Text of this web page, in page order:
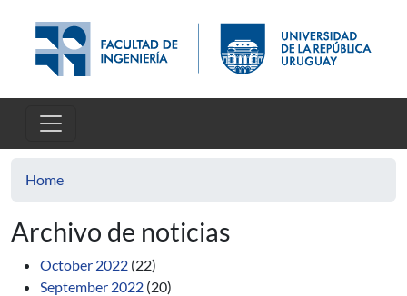
Home
Archivo de noticias
October 2022 (22)
September 2022 (20)